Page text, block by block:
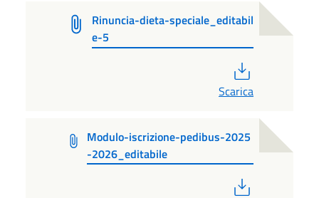
Rinuncia-dieta-speciale_editabil
e-5
Scarica
Modulo-iscrizione-pedibus-2025
-2026_editabile